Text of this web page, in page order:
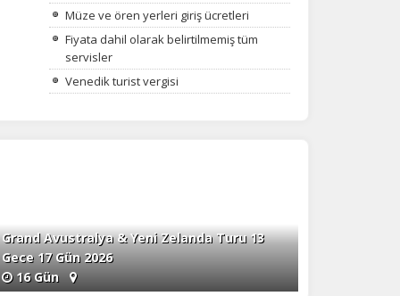
Müze ve ören yerleri giriş ücretleri
Fiyata dahil olarak belirtilmemiş tüm
servisler
Venedik turist vergisi
Grand Avustralya & Yeni Zelanda Turu 13
Gece 17 Gün 2026
16 Gün